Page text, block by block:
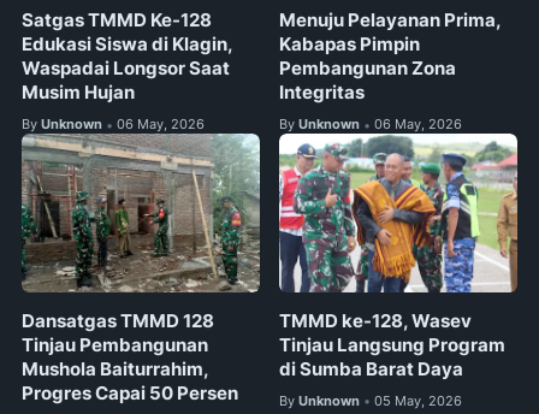
Satgas TMMD Ke-128
Edukasi Siswa di Klagin,
Waspadai Longsor Saat
Musim Hujan
By Unknown • 06 May, 2026
Menuju Pelayanan Prima,
Kabapas Pimpin
Pembangunan Zona
Integritas
By Unknown • 06 May, 2026
Dansatgas TMMD 128
Tinjau Pembangunan
Mushola Baiturrahim,
Progres Capai 50 Persen
TMMD ke-128, Wasev
Tinjau Langsung Program
di Sumba Barat Daya
By Unknown • 05 May, 2026